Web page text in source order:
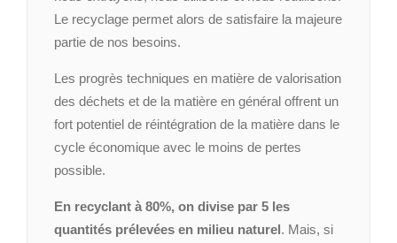
Le recyclage permet alors de satisfaire la majeure
partie de nos besoins.
Les progrès techniques en matière de valorisation
des déchets et de la matière en général offrent un
fort potentiel de réintégration de la matière dans le
cycle économique avec le moins de pertes
possible.
En recyclant à 80%, on divise par 5 les
quantités prélevées en milieu naturel. Mais, si